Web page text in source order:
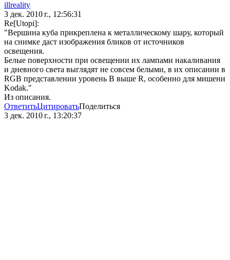
illreality
3 дек. 2010 г., 12:56:31
Re[Utopi]:
"Вершина куба прикреплена к металлическому шару, который
на снимке даст изображения бликов от источников
освещения.
Белые поверхности при освещении их лампами накаливания
и дневного света выглядят не совсем белыми, в их описании в
RGB представлении уровень B выше R, особенно для мишени
Kodak."
Из описания.
ОтветитьЦитироватьПоделиться
3 дек. 2010 г., 13:20:37